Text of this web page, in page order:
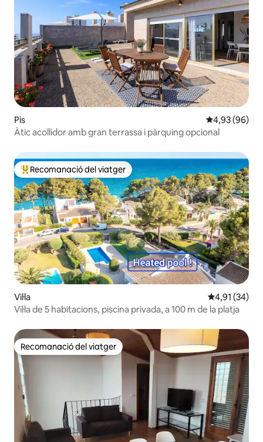
Pis 4,93 de
4,93 (96)
Àtic acollidor amb gran terrassa i pàrquing opcional
Principals recomanacions dels viatgers
Recomanació del viatger
Vil·la 4,91 de
4,91 (34)
Vil·la de 5 habitacions, piscina privada, a 100 m de la platja
Recomanació del viatger
Recomanació del viatger